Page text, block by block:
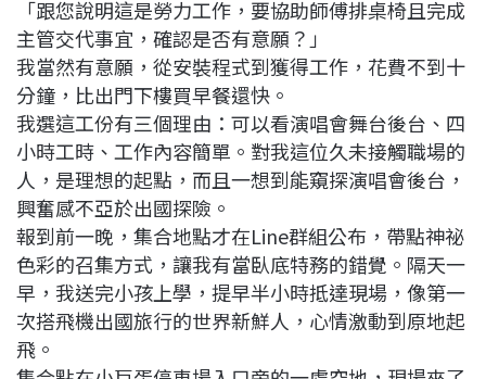
「跟您說明這是勞力工作，要協助師傅排桌椅且完成
主管交代事宜，確認是否有意願？」
我當然有意願，從安裝程式到獲得工作，花費不到十
分鐘，比出門下樓買早餐還快。
我選這工份有三個理由：可以看演唱會舞台後台、四
小時工時、工作內容簡單。對我這位久未接觸職場的
人，是理想的起點，而且一想到能窺探演唱會後台，
興奮感不亞於出國探險。
報到前一晚，集合地點才在Line群組公布，帶點神祕
色彩的召集方式，讓我有當臥底特務的錯覺。隔天一
早，我送完小孩上學，提早半小時抵達現場，像第一
次搭飛機出國旅行的世界新鮮人，心情激動到原地起
飛。